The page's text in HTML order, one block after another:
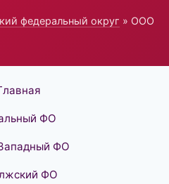
федеральный округ » ООО
ФО
ФО
ФО